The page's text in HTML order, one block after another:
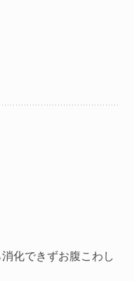
化できずお腹こわし